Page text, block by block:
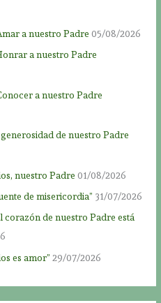
a nuestro Padre 05/08/2026
a nuestro Padre
a nuestro Padre
de nuestro Padre
nuestro Padre 01/08/2026
de misericordia” 31/07/2026
corazón de nuestro Padre está
es amor” 29/07/2026